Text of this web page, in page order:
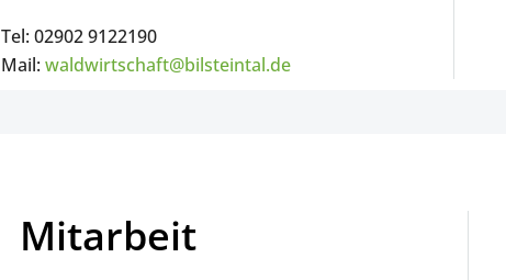
Tel: 02902 9122190
Mail:waldwirtschaft@bilsteintal.de
Mitarbeit